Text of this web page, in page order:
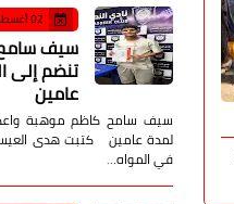
صدى الأمة 07 أغسطس 2026
محافظ السويس يؤدي
بدر ويؤكد أهمية مواجهة
02 أغسطس 2026
سيف
تنضم إلى
عامين
سيف سامح كاظم موهبة
لمدة عامين كتبت هدى
في المواه…